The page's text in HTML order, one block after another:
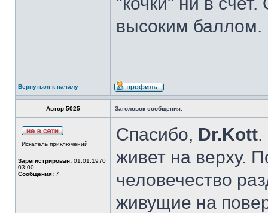
высоким баллом.
Вернуться к началу
Автор 5025 Заголовок сообщения:
Искатель приключений
Зарегистрирован: 01.01.1970
03:00
Сообщения: 7
Спасибо, Dr.Kott.
живет на верху.
человечество
живущие на